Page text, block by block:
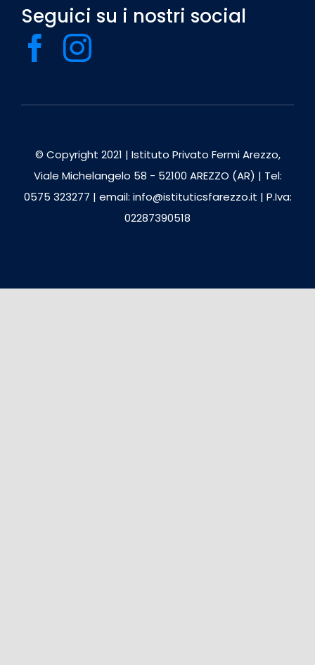
Seguici su i nostri social
© Copyright 2021 | Istituto Privato Fermi Arezzo,
Viale Michelangelo 58 - 52100 AREZZO (AR) | Tel:
0575 323277 | email: info@istituticsfarezzo.it | P.Iva:
02287390518